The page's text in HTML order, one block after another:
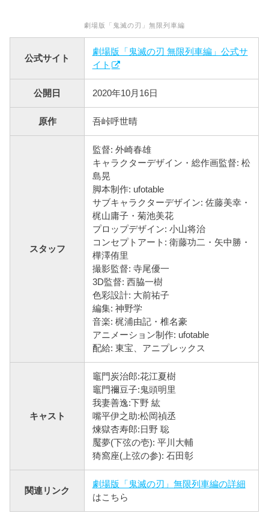
劇場版「鬼滅の刃」無限列車編
公式サイト
劇場版「鬼滅の刃 無限列車編」公式サ
イト
公開日 2020年10月16日
原作 吾峠呼世晴
スタッフ
監督: 外崎春雄
キャラクターデザイン・総作画監督: 松
島晃
脚本制作: ufotable
サブキャラクターデザイン: 佐藤美幸・
梶山庸子・菊池美花
プロップデザイン: 小山将治
コンセプトアート: 衛藤功二・矢中勝・
樺澤侑里
撮影監督: 寺尾優一
3D監督: 西脇一樹
色彩設計: 大前祐子
編集: 神野学
音楽: 梶浦由記・椎名豪
アニメーション制作: ufotable
配給: 東宝、アニプレックス
キャスト
竈門炭治郎:花江夏樹
竈門禰豆子:鬼頭明里
我妻善逸:下野 紘
嘴平伊之助:松岡禎丞
煉󠄁獄杏寿郎:日野 聡
魘夢(下弦の壱): 平川大輔
猗窩座(上弦の参): 石田彰
関連リンク
劇場版「鬼滅の刃」無限列車編の詳細
はこちら